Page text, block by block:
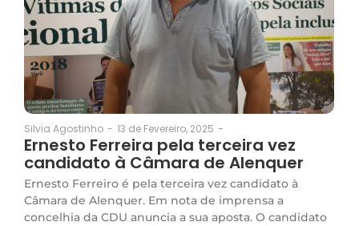
Silvia Agostinho - 13 de Fevereiro, 2025 -
Ernesto Ferreira pela terceira vez
candidato à Câmara de Alenquer
Ernesto Ferreiro é pela terceira vez candidato à
Câmara de Alenquer. Em nota de imprensa a
concelhia da CDU anuncia a sua aposta. O candidato